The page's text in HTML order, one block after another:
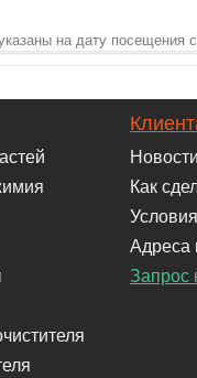
на дату посещения
Новости
Как
Адреса
Запрос